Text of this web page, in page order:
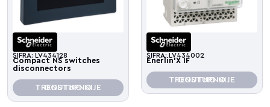
ŠIFRA: LV434128
Compact NS switches
disconnectors
TRENUTNO NIJE DOSTUPNO
ŠIFRA: LV434002
Enerlin’X IF
TRENUTNO NIJE DOSTUPNO